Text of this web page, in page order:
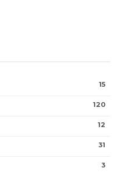
15
120
12
31
3